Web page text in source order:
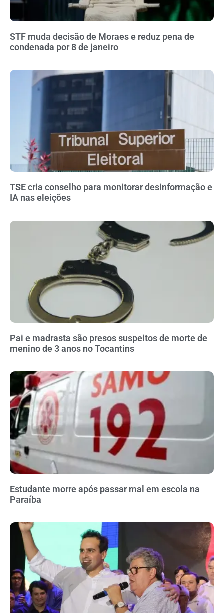
STF muda decisão de Moraes e reduz pena de
condenada por 8 de janeiro
TSE cria conselho para monitorar desinformação e
IA nas eleições
Pai e madrasta são presos suspeitos de morte de
menino de 3 anos no Tocantins
Estudante morre após passar mal em escola na
Paraíba